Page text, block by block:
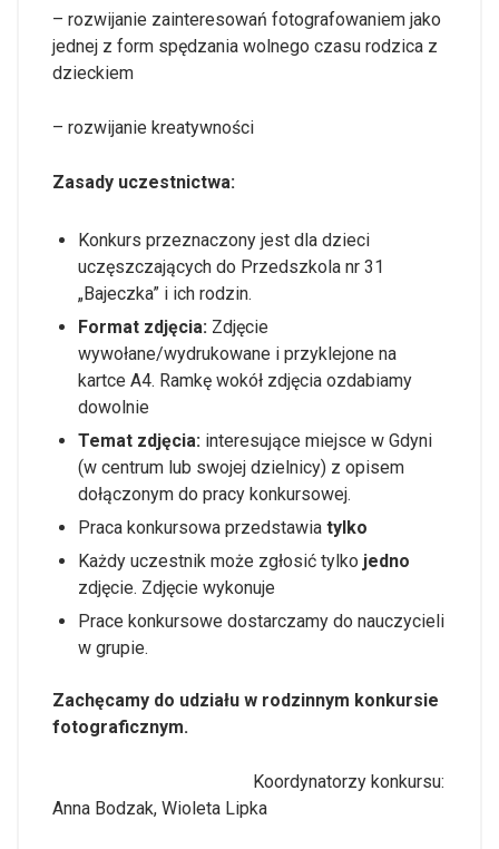
– rozwijanie zainteresowań fotografowaniem jako
jednej z form spędzania wolnego czasu rodzica z
dzieckiem
– rozwijanie kreatywności
Zasady uczestnictwa:
Konkurs przeznaczony jest dla dzieci
uczęszczających do Przedszkola nr 31
„Bajeczka” i ich rodzin.
Format zdjęcia: Zdjęcie
wywołane/wydrukowane i przyklejone na
kartce A4. Ramkę wokół zdjęcia ozdabiamy
dowolnie
Temat zdjęcia: interesujące miejsce w Gdyni
(w centrum lub swojej dzielnicy) z opisem
dołączonym do pracy konkursowej.
Praca konkursowa przedstawia tylko
Każdy uczestnik może zgłosić tylko jedno
zdjęcie. Zdjęcie wykonuje
Prace konkursowe dostarczamy do nauczycieli
w grupie.
Zachęcamy do udziału w rodzinnym konkursie
fotograficznym.
Koordynatorzy konkursu:
Anna Bodzak, Wioleta Lipka